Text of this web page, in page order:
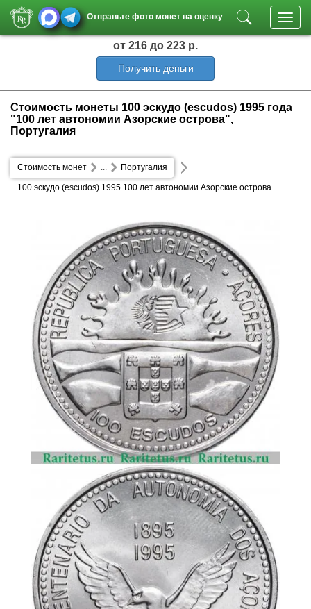
Отправьте фото монет на оценку
от 216 до 223 р.
Получить деньги
Стоимость монеты 100 эскудо (escudos) 1995 года
"100 лет автономии Азорские острова",
Португалия
Стоимость монет Португалия
...
100 эскудо (escudos) 1995 100 лет автономии Азорские острова